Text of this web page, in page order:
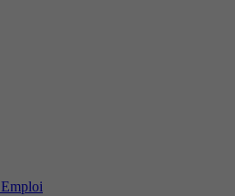
Emploi